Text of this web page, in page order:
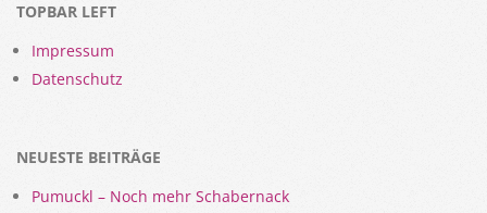
TOPBAR LEFT
Impressum
Datenschutz
NEUESTE BEITRÄGE
Pumuckl – Noch mehr Schabernack